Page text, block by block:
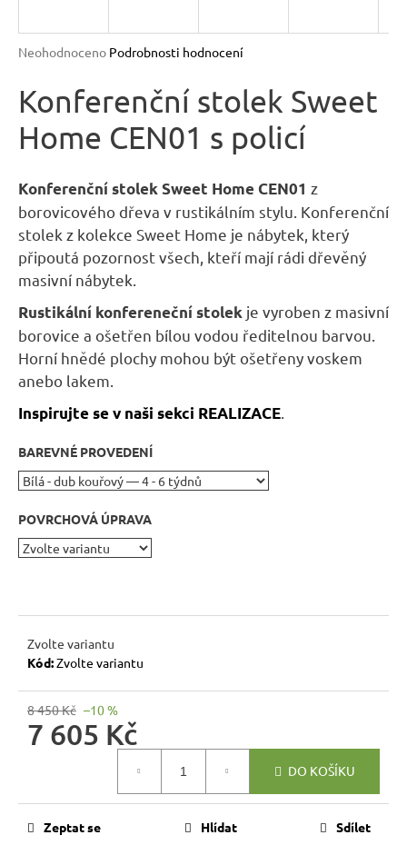
Průměrné
produktu
je
0,0
z
hvězdiček.
Neohodnoceno Podrobnosti hodnocení
Konferenční stolek Sweet
Home CEN01 s policí
Konferenční stolek Sweet Home CEN01 z
borovicového dřeva v rustikálním stylu. Konferenční
stolek z kolekce Sweet Home je nábytek, který
připoutá pozornost všech, kteří mají rádi dřevěný
masivní nábytek.
Rustikální konfereneční stolek je vyroben z masivní
borovice a ošetřen bílou vodou ředitelnou barvou.
Horní hnědé plochy mohou být ošetřeny voskem
anebo lakem.
Inspirujte se v naši sekci REALIZACE
BAREVNÉ PROVEDENÍ
POVRCHOVÁ ÚPRAVA
Zvolte variantu
Kód:Zvolte variantu
8 450 Kč –10 %
7 605 Kč
DO KOŠÍKU
Zeptat se Hlídat Sdílet
A
a
t
?
D
o
p
o
r
č
u
e
m
BUKOVÁ
STOLIČKA
MASIVU
TAB08
ŠTOKRLE
580